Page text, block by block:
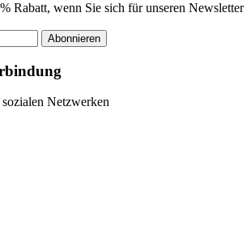
Rabatt, wenn Sie sich für unseren Newsletter
Abonnieren
Netzwerken